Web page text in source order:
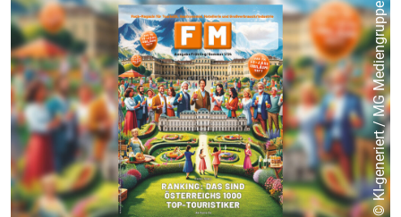
© KI-generiert / MG Mediengruppe